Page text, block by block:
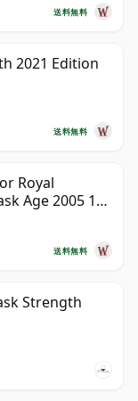
送料無料
2021 Edition
送料無料
Royal
Age 2005 19
送料無料
Strength